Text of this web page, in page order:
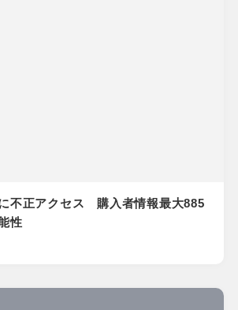
不正アクセス 購入者情報最大885
性